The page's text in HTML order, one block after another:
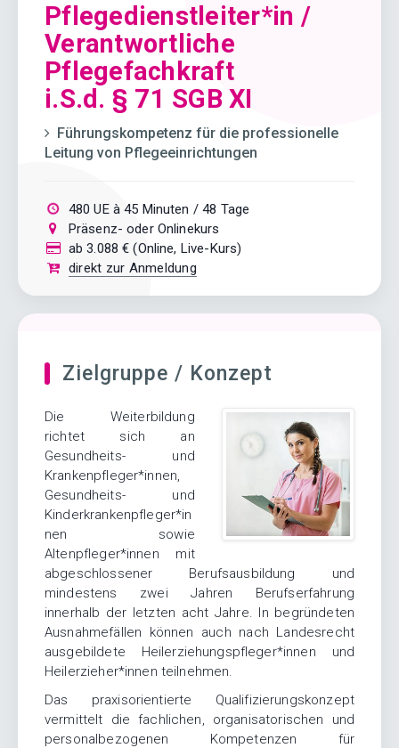
Pflegedienstleiter*in /
Verantwortliche
Pflegefachkraft
i.S.d. § 71 SGB XI
Führungskompetenz für die professionelle
Leitung von Pflegeeinrichtungen
480 UE à 45 Minuten / 48 Tage
Präsenz- oder Onlinekurs
ab 3.088 € (Online, Live-Kurs)
direkt zur Anmeldung
Zielgruppe / Konzept
Die Weiterbildung
richtet sich an
Gesundheits- und
Krankenpfleger*innen,
Gesundheits- und
Kinderkrankenpfleger*in
nen sowie
Altenpfleger*innen mit
abgeschlossener Berufsausbildung und
mindestens zwei Jahren Berufserfahrung
innerhalb der letzten acht Jahre. In begründeten
Ausnahmefällen können auch nach Landesrecht
ausgebildete Heilerziehungspfleger*innen und
Heilerzieher*innen teilnehmen.
Das praxisorientierte Qualifizierungskonzept
vermittelt die fachlichen, organisatorischen und
personalbezogenen Kompetenzen für